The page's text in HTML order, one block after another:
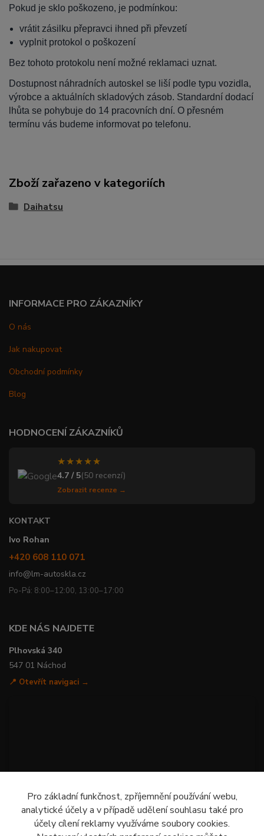
Pokud je sklo poškozeno, je podmínkou:
vrátit zásilku přepravci ihned při převzetí
vyplnit protokol o poškození
Bez tohoto protokolu není možné reklamaci uznat.
Dostupnost náhradních autoskel se liší podle typu vozidla,
výrobce a aktuálních skladových zásob. Standardní dodací
lhůta se pohybuje do 14 pracovních dní. O přesném
termínu vás budeme informovat po telefonu.
Zboží zařazeno v kategoriích
Daihatsu
INFORMACE PRO ZÁKAZNÍKY
O nás
Jak nakupovat
Obchodní podmínky
Blog
HODNOCENÍ ZÁKAZNÍKŮ
★★★★★
4.7 / 5(50 recenzí)
Zobrazit recenze →
KONTAKT
Ivo Rohan
+420 608 110 071
info@lm-autoskla.cz
Po-Pá: 8:00–12:00, 13:00–17:00
KDE NÁS NAJDETE
Plhovská 340
547 01 Náchod
📍 Otevřít navigaci →
Pro základní funkčnost, zpříjemnění používání webu,
analytické účely a v případě udělení souhlasu také pro
účely cílení reklamy využíváme soubory cookies.